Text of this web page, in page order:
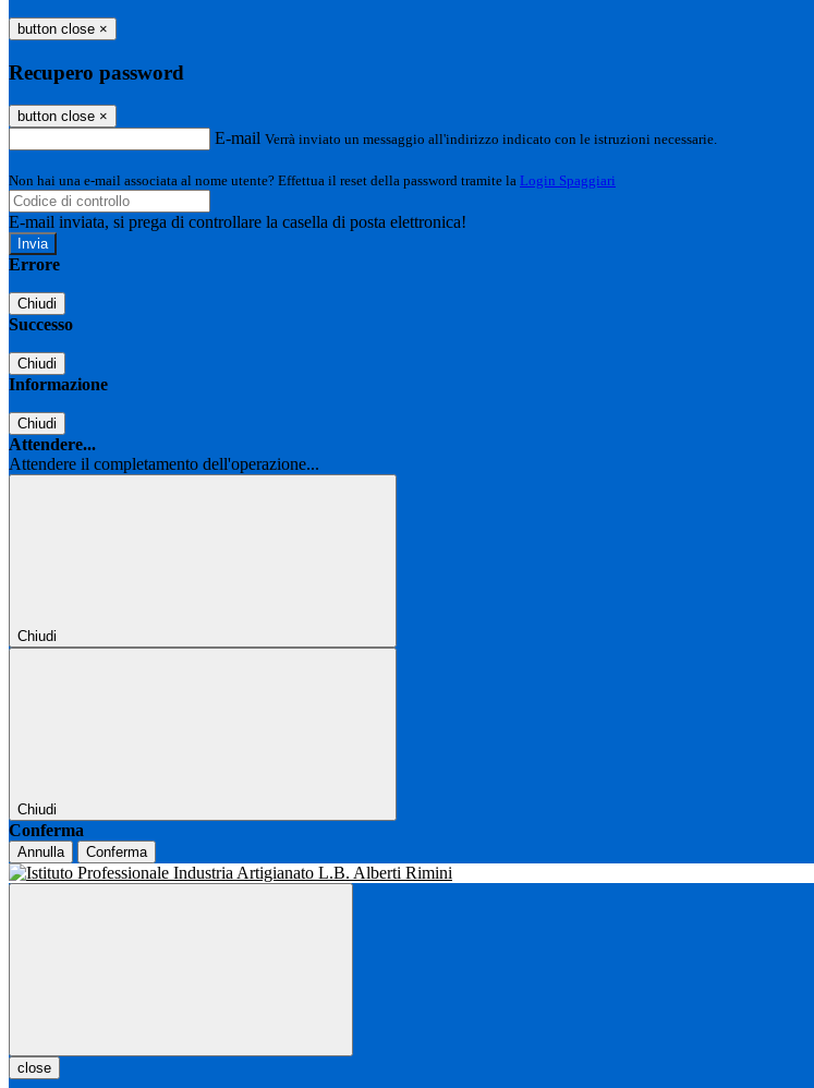
button close ×
Recupero password
button close ×
E-mail Verrà inviato un messaggio all'indirizzo indicato con le istruzioni necessarie.
Non hai una e-mail associata al nome utente? Effettua il reset della password tramite la Login Spaggiari
E-mail inviata, si prega di controllare la casella di posta elettronica!
Errore
Chiudi
Successo
Chiudi
Informazione
Chiudi
Attendere...
Attendere il completamento dell'operazione...
Chiudi
Chiudi
Conferma
Annulla Conferma
close